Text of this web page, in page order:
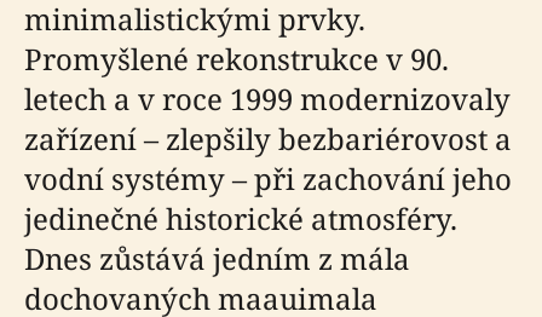
minimalistickými prvky.
Promyšlené rekonstrukce v 90.
letech a v roce 1999 modernizovaly
zařízení – zlepšily bezbariérovost a
vodní systémy – při zachování jeho
jedinečné historické atmosféry.
Dnes zůstává jedním z mála
dochovaných maauimala